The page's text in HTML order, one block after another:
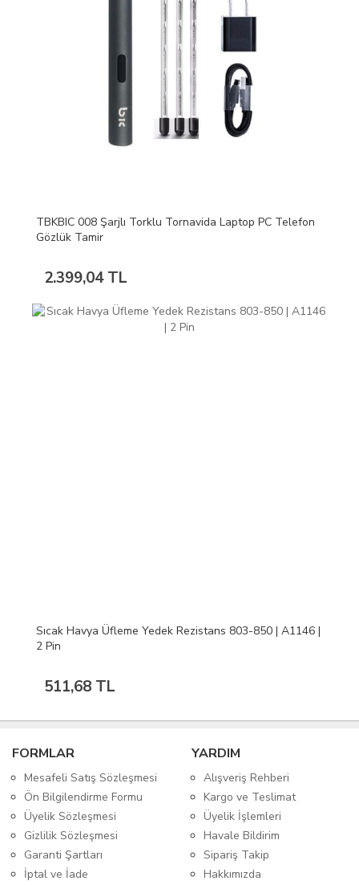
TBKBIC 008 Şarjlı Torklu Tornavida Laptop PC Telefon
Gözlük Tamir
2.399,04 TL
Sıcak Havya Üfleme Yedek Rezistans 803-850 | A1146 |
2 Pin
511,68 TL
FORMLAR
Mesafeli Satış Sözleşmesi
Ön Bilgilendirme Formu
Üyelik Sözleşmesi
Gizlilik Sözleşmesi
Garanti Şartları
İptal ve İade
YARDIM
Alışveriş Rehberi
Kargo ve Teslimat
Üyelik İşlemleri
Havale Bildirim
Sipariş Takip
Hakkımızda